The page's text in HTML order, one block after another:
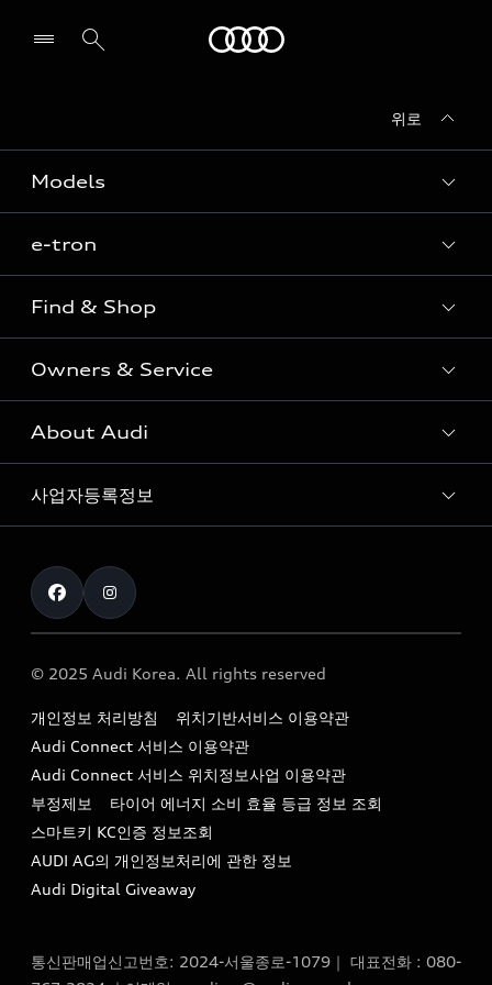
위로
Models
Sedan
SUV
Coupe
S range
e-tron
e-tron
Find & Shop
전시장/AAP 전시장/AS센터
아우디 신차 재고
아우디 모델 비교하기
아우디 공식 인증 중고차
The new Audi A6 Taste Drive 이벤트
Owners & Service
고객안내
Audi Connect
myAudiworld
내비게이션 데이터 다운로드
아우디 영상 매뉴얼
서비스 센터
서비스 프로그램
아우디 e-tron 케어 프로그램
사설수리업체를 위한 권고사항
About Audi
아우디 브랜드
Formula 1
Audi Story
아우디코리아 소식
아우디코리아 소개
아우디 스토리
아우디 브랜드 히스토리
quattro 시스템
사업자등록정보
통신판매업신고번호 : 2024-서울종로-1079
대표자명 : 틸 셰어
딩)
이메일 : audi_m@audi-ccc.co.kr
© 2025 Audi Korea. All rights reserved
개인정보 처리방침
위치기반서비스 이용약관
Audi Connect 서비스 이용약관
Audi Connect 서비스 위치정보사업 이용약관
부정제보
타이어 에너지 소비 효율 등급 정보 조회
스마트키 KC인증 정보조회
AUDI AG의 개인정보처리에 관한 정보
Audi Digital Giveaway
통신판매업신고번호: 2024-서울종로-1079｜ 대표전화 : 080-